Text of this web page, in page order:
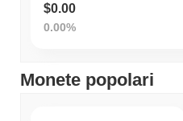
$0.00
0.00%
Monete popolari